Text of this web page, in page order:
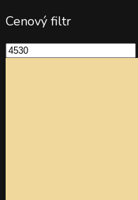
Cenový filtr
Minimální